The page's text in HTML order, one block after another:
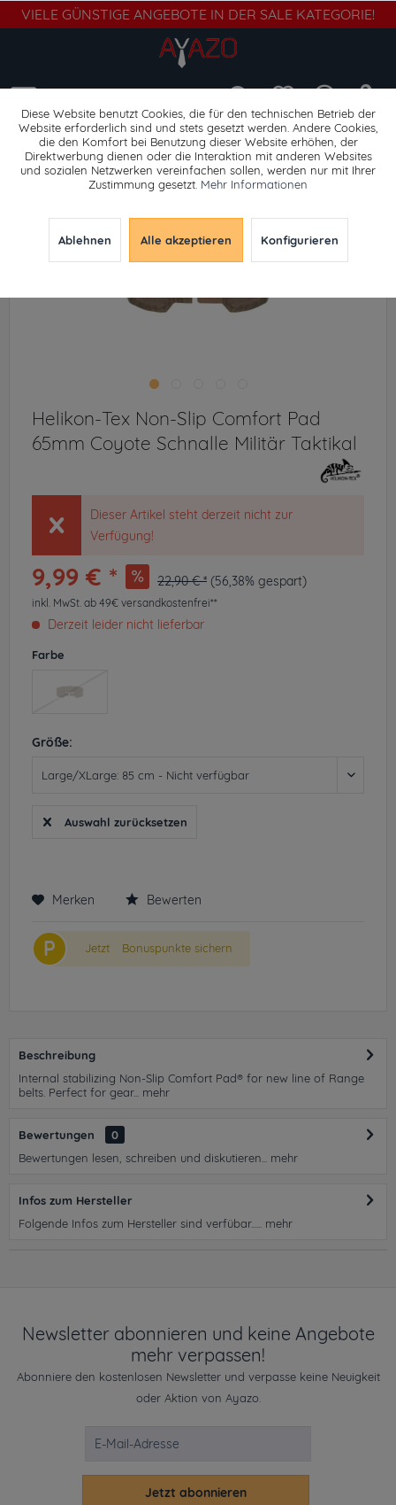
VIELE GÜNSTIGE ANGEBOTE IN DER SALE KATEGORIE!
Helikon-Tex Non-Slip Comfort Pad
65mm Coyote Schnalle Militär Taktikal
Dieser Artikel steht derzeit nicht zur
Verfügung!
9,99 € * 22,90 € * (56,38% gespart)
inkl. MwSt. ab 49€ versandkostenfrei**
Derzeit leider nicht lieferbar
Farbe
Größe:
Auswahl zurücksetzen
Merken Bewerten
P Jetzt Bonuspunkte sichern
Beschreibung
Internal stabilizing Non-Slip Comfort Pad® for new line of Range
belts. Perfect for gear...
mehr
Bewertungen
0
Bewertungen lesen, schreiben und diskutieren...
mehr
Infos zum Hersteller
Folgende Infos zum Hersteller sind verfübar...... mehr
Newsletter abonnieren und keine Angebote
mehr verpassen!
Abonniere den kostenlosen Newsletter und verpasse keine Neuigkeit
oder Aktion von Ayazo.
Jetzt abonnieren
Diese Website benutzt Cookies, die für den technischen Betrieb der
Website erforderlich sind und stets gesetzt werden. Andere Cookies,
die den Komfort bei Benutzung dieser Website erhöhen, der
Direktwerbung dienen oder die Interaktion mit anderen Websites
und sozialen Netzwerken vereinfachen sollen, werden nur mit Ihrer
Zustimmung gesetzt. Mehr Informationen
Ablehnen Alle akzeptieren Konfigurieren